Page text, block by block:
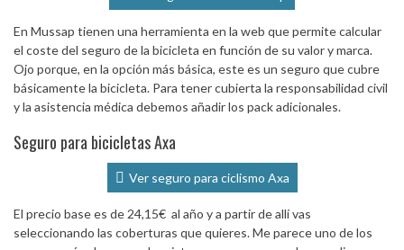
En Mussap tienen una herramienta en la web que permite calcular
el coste del seguro de la bicicleta en función de su valor y marca.
Ojo porque, en la opción más básica, este es un seguro que cubre
básicamente la bicicleta. Para tener cubierta la responsabilidad civil
y la asistencia médica debemos añadir los pack adicionales.
Seguro para bicicletas Axa
Ver seguro para ciclismo Axa
El precio base es de 24,15€ al año y a partir de allí vas
seleccionando las coberturas que quieres. Me parece uno de los